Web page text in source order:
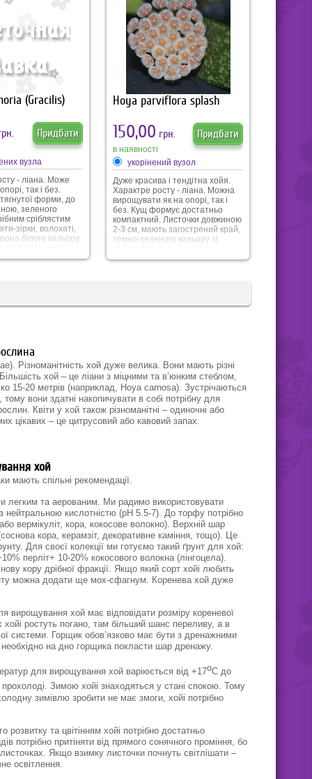
розміру,
з жовтим
пухнасті.
близько
мають яскраво
духів.
температура
+10оС.
(Gracilis)
Придбати
вузла
- ліана. Може
так і без.
форми, до
зеленого
сріблястим
зірки, волохаті,
білого кольору
- червоно-
Hoya parviflora splash
150,00 грн. Придбати
в наявності
укорінений вузол
Дуже красива і тендітна хойя.
Характре росту - ліана. Можна
вирощувати як на опорі, так і
без. Кущ формує достатньо
компактний. Листочки довжиною
2-3 см, мають загострений край,
темно-зеленого кольору зі
достатньому освітленні
серединкою, зібрані в суцвіття,
Різноманітність хой дуже велика. Вони мають різні
хой – це ліани з міцними та в’юнким стеблом,
15-20 метрів (наприклад, Hoya carnosa). Зустрічаються
вони здатні накопичувати в собі потрібну для
Квіти у хой також різноманітні – одиночні або
цікавих – це цитрусовий або кавовий запах.
хой
мають спільні рекомендації.
легким та аерованим. Ми радимо використовувати
нейтральною кислотністю (рН 5.5-7). До торфу потрібно
вермікуліт, кора, кокосове волокно). Верхній шар
кора, керамзіт, декоративне каміння, тощо). Це
Для своєї колекції ми готуємо такий ґрунт для хой:
перліт+ 10-20% кокосового волокна (лінгоцела).
кору дрібної фракції. Якщо який сорт хойі любить
можна додати ще мох-сфагнум. Коренева хой дуже
вирощування хой має відповідати розміру кореневої
ростуть погано, там більший шанс переливу, а в
системи. Горщик обов’язково має бути з дренажними
на дно горщика покласти шар дренажу.
для вирощування хой варіюється від +17оС до
Зимою хойі знаходяться у стані спокою. Тому
зимівлю зробити не має змоги, хойі потрібно
розвитку та цвітінням хойі потрібно достатньо
потрібно притіняти від прямого сонячного проміння, бо
Якщо взимку листочки почнуть світлішати –
освітлення.